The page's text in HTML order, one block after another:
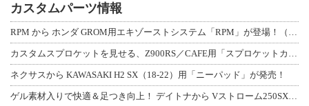
カスタムパーツ情報
ネクサスから KAWASAKI H2 SX（18-22）用「ニーパッド」が発売！